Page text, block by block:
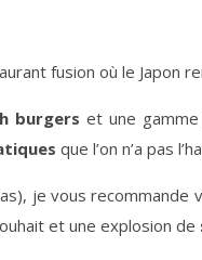
fusion où le Japon
burgers et une
que l’on n’a pas
je vous recommande
et une explosion de